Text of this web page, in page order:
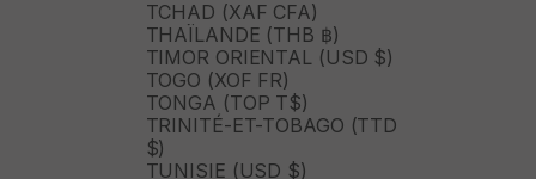
TCHAD (XAF CFA)
THAÏLANDE (THB ฿)
TIMOR ORIENTAL (USD $)
TOGO (XOF FR)
TONGA (TOP T$)
TRINITÉ-ET-TOBAGO (TTD
$)
TUNISIE (USD $)